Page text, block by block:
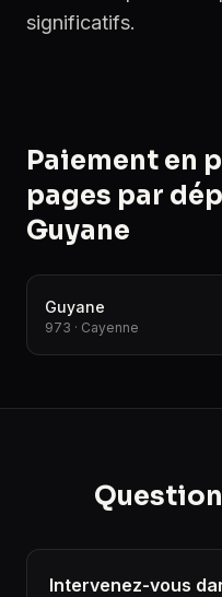
significatifs.
Paiement en
pages par
Guyane
Guyane
973 · Cayenne
Intervenez-vous